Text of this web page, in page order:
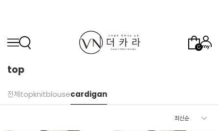
0
top
전체topknitblousecardigan